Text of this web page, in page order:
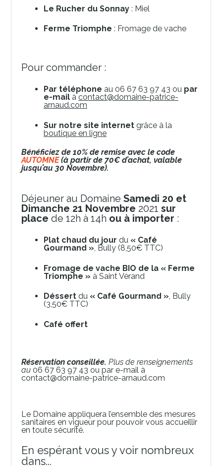
Le Rucher du Sonnay : Miel
Ferme Triomphe : Fromage de vache
Pour commander :
Par téléphone au 06 67 63 97 43 ou par
e-mail àcontact@domaine-patrice-
arnaud.com
Sur notre site internet grâce à la
boutique en ligne
Bénéficiez de 10% de remise avec le code
AUTOMNE(à partir de 70€ d’achat, valable
jusqu’au 30 Novembre).
Déjeuner au Domaine Samedi 20 et
Dimanche 21 Novembre 2021 sur
place de 12h à 14h ou à importer :
Plat chaud du jour du « Café
Gourmand », Bully (8,50€ TTC)
Fromage de vache BIO de la « Ferme
Triomphe » à Saint Vérand
Déssert du « Café Gourmand », Bully
(3,50€ TTC)
Café offert
Réservation conseillée. Plus de renseignements
au 06 67 63 97 43 ou par e-mail à
contact@domaine-patrice-arnaud.com
Le Domaine appliquera l’ensemble des mesures
sanitaires en vigueur pour pouvoir vous accueillir
en toute sécurité.
En espérant vous y voir nombreux
dans...